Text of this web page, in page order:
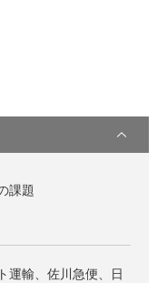
課題
運輸、佐川急便、日